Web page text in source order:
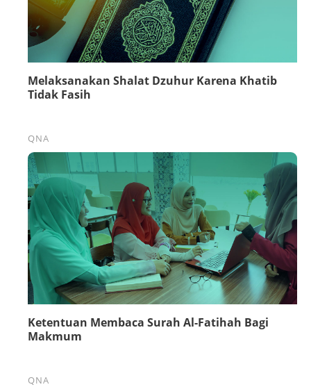
Melaksanakan Shalat Dzuhur Karena Khatib
Tidak Fasih
QNA
Ketentuan Membaca Surah Al-Fatihah Bagi
Makmum
QNA